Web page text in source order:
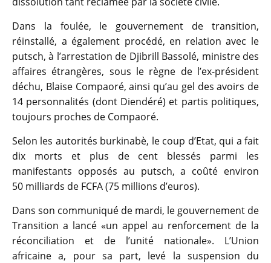
Dans la foulée, le gouvernement de transition,
réinstallé, a également procédé, en relation avec le
putsch, à l’arrestation de Djibrill Bassolé, ministre des
affaires étrangères, sous le règne de l’ex-président
déchu, Blaise Compaoré, ainsi qu’au gel des avoirs de
14 personnalités (dont Diendéré) et partis politiques,
toujours proches de Compaoré.
Selon les autorités burkinabè, le coup d’Etat, qui a fait
dix morts et plus de cent blessés parmi les
manifestants opposés au putsch, a coûté environ
50 milliards de FCFA (75 millions d’euros).
Dans son communiqué de mardi, le gouvernement de
Transition a lancé «un appel au renforcement de la
réconciliation et de l’unité nationale». L’Union
africaine a, pour sa part, levé la suspension du